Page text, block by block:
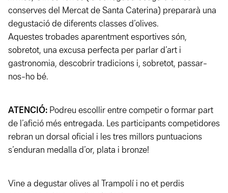
conserves del Mercat de Santa Caterina) prepararà una
degustació de diferents classes d’olives.
Aquestes trobades aparentment esportives són,
sobretot, una excusa perfecta per parlar d’art i
gastronomia, descobrir tradicions i, sobretot, passar-
nos-ho bé.
ATENCIÓ: Podreu escollir entre competir o formar part
de l’afició més entregada. Les participants competidores
rebran un dorsal oficial i les tres millors puntuacions
s’enduran medalla d’or, plata i bronze!
Vine a degustar olives al Trampolí i no et perdis